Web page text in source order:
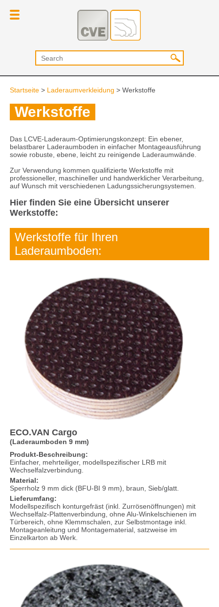
Startseite > Laderaumverkleidung > Werkstoffe
Werkstoffe
Das LCVE-Laderaum-Optimierungskonzept: Ein ebener,
belastbarer Laderaumboden in einfacher Montageausführung
sowie robuste, ebene, leicht zu reinigende Laderaumwände.
Zur Verwendung kommen qualifizierte Werkstoffe mit
professioneller, maschineller und handwerklicher Verarbeitung,
auf Wunsch mit verschiedenen Ladungssicherungsystemen.
Hier finden Sie eine Übersicht unserer
Werkstoffe:
Werkstoffe für Ihren
Laderaumboden:
ECO.VAN Cargo
(Laderaumboden 9 mm)
Produkt-Beschreibung:
Einfacher, mehrteiliger, modellspezifischer LRB mit
Wechselfalzverbindung.
Material:
Sperrholz 9 mm dick (BFU-BI 9 mm), braun, Sieb/glatt.
Lieferumfang:
Modellspezifisch konturgefräst (inkl. Zurrösenöffnungen) mit
Wechselfalz-Plattenverbindung, ohne Alu-Winkelschienen im
Türbereich, ohne Klemmschalen, zur Selbstmontage inkl.
Montageanleitung und Montagematerial, satzweise im
Einzelkarton ab Werk.